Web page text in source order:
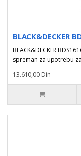
BLACK&DECKER
BLACK&DECKER
spreman za upotrebu
13.610,00 Din